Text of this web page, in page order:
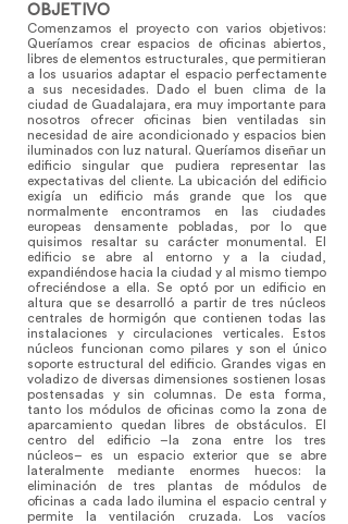
OBJETIVO
Comenzamos el proyecto con varios objetivos:
Queríamos crear espacios de oficinas abiertos,
libres de elementos estructurales, que permitieran
a los usuarios adaptar el espacio perfectamente
a sus necesidades. Dado el buen clima de la
ciudad de Guadalajara, era muy importante para
nosotros ofrecer oficinas bien ventiladas sin
necesidad de aire acondicionado y espacios bien
iluminados con luz natural. Queríamos diseñar un
edificio singular que pudiera representar las
expectativas del cliente. La ubicación del edificio
exigía un edificio más grande que los que
normalmente encontramos en las ciudades
europeas densamente pobladas, por lo que
quisimos resaltar su carácter monumental. El
edificio se abre al entorno y a la ciudad,
expandiéndose hacia la ciudad y al mismo tiempo
ofreciéndose a ella. Se optó por un edificio en
altura que se desarrolló a partir de tres núcleos
centrales de hormigón que contienen todas las
instalaciones y circulaciones verticales. Estos
núcleos funcionan como pilares y son el único
soporte estructural del edificio. Grandes vigas en
voladizo de diversas dimensiones sostienen losas
postensadas y sin columnas. De esta forma,
tanto los módulos de oficinas como la zona de
aparcamiento quedan libres de obstáculos. El
centro del edificio –la zona entre los tres
núcleos– es un espacio exterior que se abre
lateralmente mediante enormes huecos: la
eliminación de tres plantas de módulos de
oficinas a cada lado ilumina el espacio central y
permite la ventilación cruzada. Los vacíos